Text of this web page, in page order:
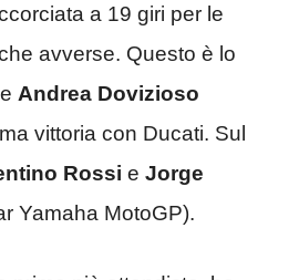
a 19 giri per le
avverse. Questo è lo
Andrea Dovizioso
vittoria con Ducati. Sul
Rossi e Jorge
Yamaha MotoGP).